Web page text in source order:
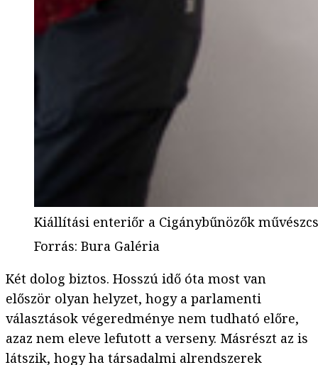
Kiállítási enteriőr a Cigánybűnözők
Forrás: Bura Galéria
Két dolog biztos. Hosszú idő óta most van
először olyan helyzet, hogy a parlamenti
választások végeredménye nem tudható előre,
azaz nem eleve lefutott a verseny. Másrészt az is
látszik, hogy ha társadalmi alrendszerek